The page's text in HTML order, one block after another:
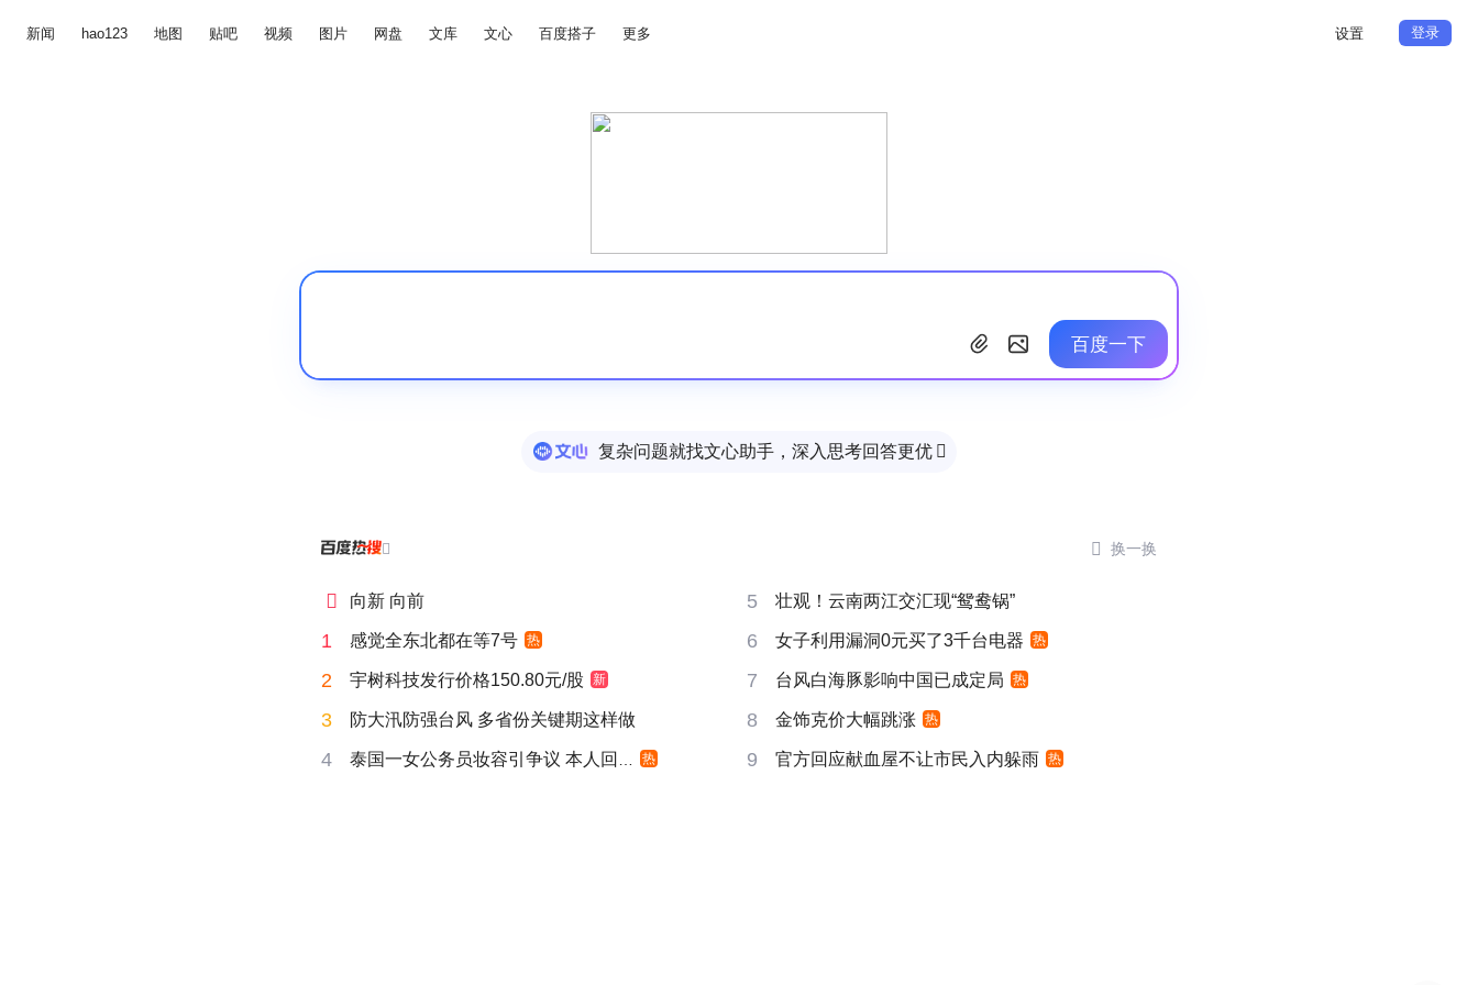
新闻 hao123 地图 贴吧 视频 图片 网盘 文库 文心 百度搭子 更多 设置 登录
百度一下
复杂问题就找文心助手，深入思考回答更优 
  换一换
 向新 向前 5 壮观！云南两江交汇现“鸳鸯锅”
1 感觉全东北都在等7号 热 6 女子利用漏洞0元买了3千台电器 热
2 宇树科技发行价格150.80元/股 新 7 台风白海豚影响中国已成定局 热
3 防大汛防强台风 多省份关键期这样做 8 金饰克价大幅跳涨 热
4 泰国一女公务员妆容引争议 本人回应 热 9 官方回应献血屋不让市民入内躲雨 热